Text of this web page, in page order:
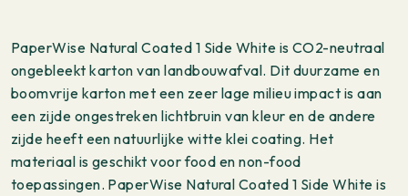
PaperWise Natural Coated 1 Side White is CO2-neutraal
ongebleekt karton van landbouwafval. Dit duurzame en
boomvrije karton met een zeer lage milieu impact is aan
een zijde ongestreken lichtbruin van kleur en de andere
zijde heeft een natuurlijke witte klei coating. Het
materiaal is geschikt voor food en non-food
toepassingen. PaperWise Natural Coated 1 Side White is